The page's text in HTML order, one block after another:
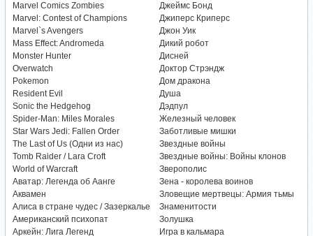
Marvel Comics Zombies
Marvel: Contest of Champions
Marvel`s Avengers
Mass Effect: Andromeda
Monster Hunter
Overwatch
Pokemon
Resident Evil
Sonic the Hedgehog
Spider-Man: Miles Morales
Star Wars Jedi: Fallen Order
The Last of Us (Одни из нас)
Tomb Raider / Lara Croft
World of Warcraft
Аватар: Легенда об Аанге
Аквамен
Алиса в стране чудес / Зазеркалье
Американский психопат
Аркейн: Лига Легенд
Джеймс Бонд
Джиперс Криперс
Джон Уик
Дикий робот
Дисней
Доктор Стрэндж
Дом дракона
Душа
Дэдпул
Железный человек
Заботливые мишки
Звездные войны
Звездные войны: Войны клонов
Зверополис
Зена - королева воинов
Зловещие мертвецы: Армия тьмы
Знаменитости
Золушка
Игра в кальмара